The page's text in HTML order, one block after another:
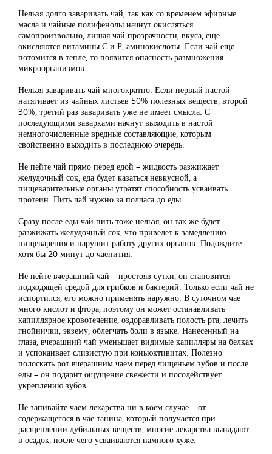
Нельзя долго заваривать чай, так как со временем эфирные
масла и чайные полифенолы начнут окисляться
самопроизвольно, лишая чай прозрачности, вкуса, еще
окисляются витамины С и Р, аминокислоты. Если чай еще
потомится в тепле, то появится опасность размножения
микроорганизмов.
Нельзя заваривать чай многократно. Если первый настой
натягивает из чайных листьев 50% полезных веществ, второй
30%, третий раз заваривать уже не имеет смысла. С
последующими заварками начнут выходить в настой
немногочисленные вредные составляющие, которым
свойственно выходить в последнюю очередь.
Не пейте чай прямо перед едой – жидкость разжижает
желудочный сок, еда будет казаться невкусной, а
пищеварительные органы утратят способность усваивать
протеин. Пить чай нужно за полчаса до еды.
Сразу после еды чай пить тоже нельзя, он так же будет
разжижать желудочный сок, что приведет к замедлению
пищеварения и нарушит работу других органов. Подождите
хотя бы 20 минут до чаепития.
Не пейте вчерашний чай – простояв сутки, он становится
подходящей средой для грибков и бактерий. Только если чай не
испортился, его можно применять наружно. В суточном чае
много кислот и фтора, поэтому он может останавливать
капиллярное кровотечение, оздоравливать полость рта, лечить
гнойнички, экзему, облегчать боли в языке. Нанесенный на
глаза, вчерашний чай уменьшает видимые капилляры на белках
и успокаивает слизистую при коньюктивитах. Полезно
полоскать рот вчерашним чаем перед чищеньем зубов и после
еды – он подарит ощущение свежести и посодействует
укреплению зубов.
Не запивайте чаем лекарства ни в коем случае – от
содержащегося в чае танина, который получается при
расщеплении дубильных веществ, многие лекарства выпадают
в осадок, после чего усваиваются намного хуже.